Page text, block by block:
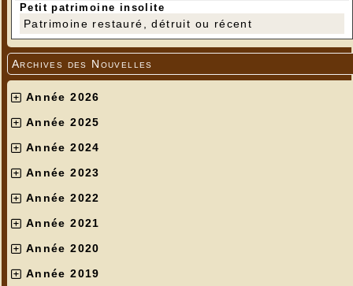
Petit patrimoine insolite
Patrimoine restauré, détruit ou récent
Archives des Nouvelles
Année 2026
Année 2025
Année 2024
Année 2023
Année 2022
Année 2021
Année 2020
Année 2019